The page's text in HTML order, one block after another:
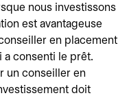
nous investissons
est avantageuse
en placement
a consenti le prêt.
un conseiller en
doit